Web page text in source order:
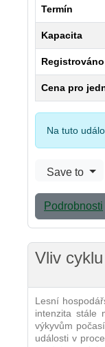
Termín
Kapacita
Registrováno
Cena pro
Na tuto
Save to
Podrobnosti
Vliv
Lesní
intenzita stále
výkyvům
události v